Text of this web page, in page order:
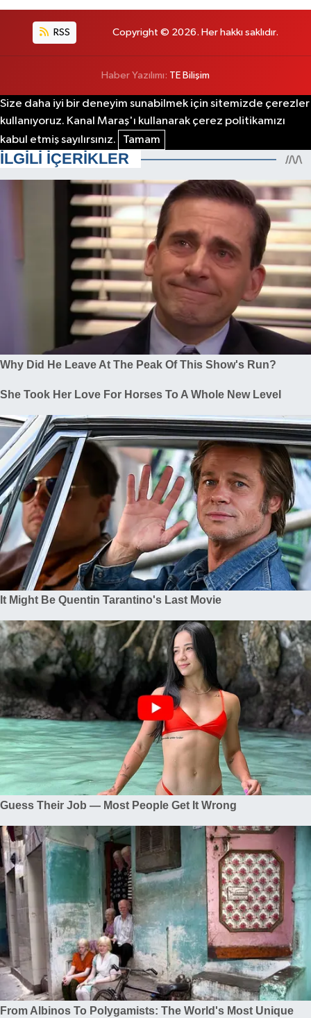
RSS Copyright © 2026. Her hakkı saklıdır.
Haber Yazılımı: TE Bilişim
Size daha iyi bir deneyim sunabilmek için sitemizde çerezler
kullanıyoruz. Kanal Maraş'ı kullanarak çerez politikamızı
kabul etmiş sayılırsınız.
Tamam